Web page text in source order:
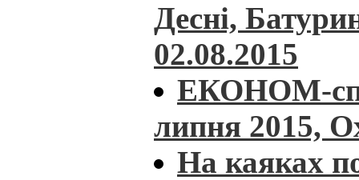
Десні,
02.08.2015
ЕКОНОМ-
липня 2015,
На каяках